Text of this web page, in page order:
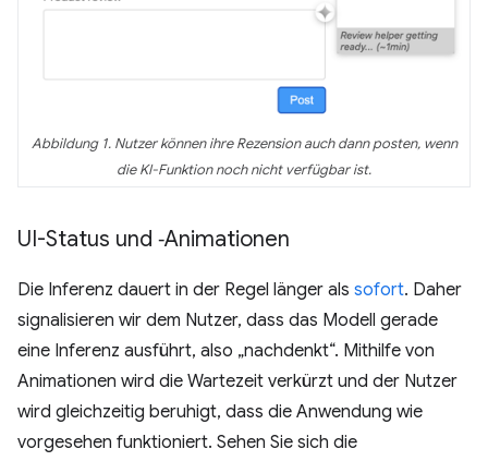
Abbildung 1. Nutzer können ihre Rezension auch dann posten, wenn
die KI-Funktion noch nicht verfügbar ist.
UI-Status und ‑Animationen
Die Inferenz dauert in der Regel länger als sofort. Daher
signalisieren wir dem Nutzer, dass das Modell gerade
eine Inferenz ausführt, also „nachdenkt“. Mithilfe von
Animationen wird die Wartezeit verkürzt und der Nutzer
wird gleichzeitig beruhigt, dass die Anwendung wie
vorgesehen funktioniert. Sehen Sie sich die